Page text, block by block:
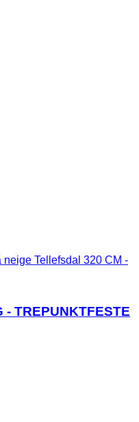
neige Tellefsdal 320 CM -
- TREPUNKTFESTE